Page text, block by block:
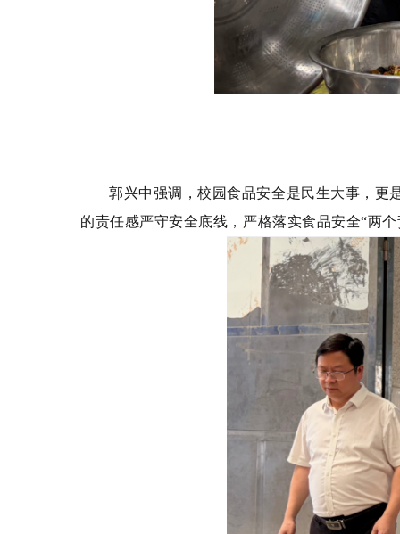
郭兴中强调，校园食品安全是民生大事，更
的责任感严守安全底线，严格落实食品安全“两